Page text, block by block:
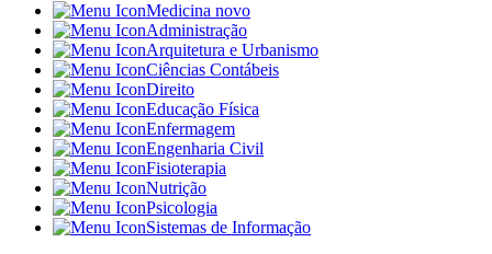
Medicina novo
Administração
Arquitetura e Urbanismo
Ciências Contábeis
Direito
Educação Física
Enfermagem
Engenharia Civil
Fisioterapia
Nutrição
Psicologia
Sistemas de Informação